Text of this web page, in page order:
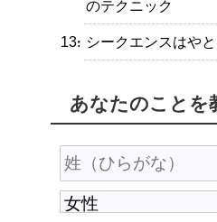
のテクニック
・シークエンスはや
あなたのことを